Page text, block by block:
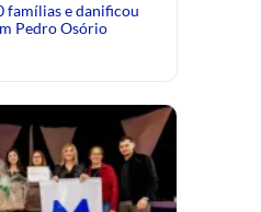
famílias e danificou
Pedro Osório